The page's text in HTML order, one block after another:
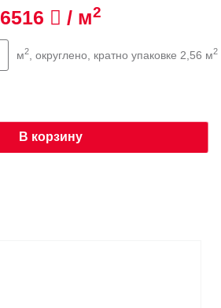
6516 / м2
м2, округлено, кратно упаковке 2,56 м2
В корзину